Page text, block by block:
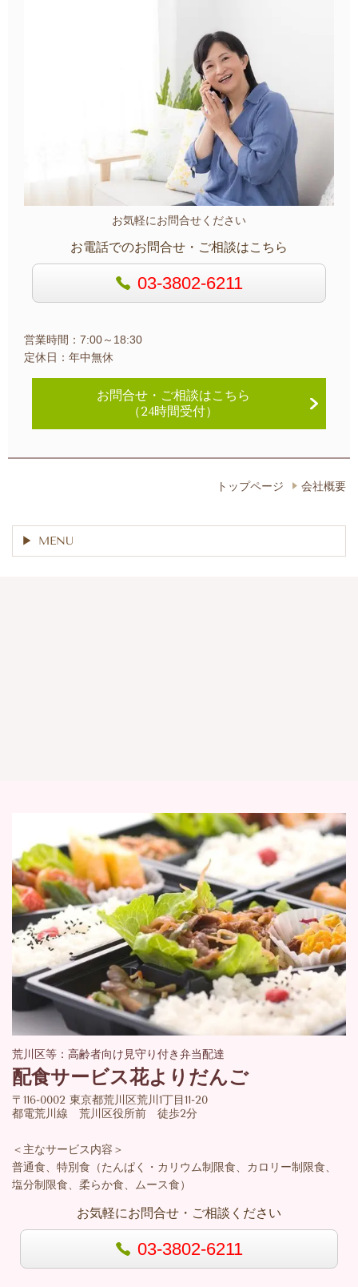
お気軽にお問合せください
お電話でのお問合せ・ご相談はこちら
03-3802-6211
営業時間：7:00～18:30
定休日：年中無休
お問合せ・ ご相談はこちら
（24時間受付）
トップページ 会社概要
MENU
荒川区等：高齢者向け見守り付き弁当配達
配食サービス花よりだんご
〒116-0002 東京都荒川区荒川1丁目11-20
都電荒川線 荒川区役所前 徒歩2分
＜主なサービス内容＞
普通食、特別食（たんぱく・カリウム制限食、カロリー制限食、
塩分制限食、柔らか食、ムース食）
お気軽にお問合せ・ご相談ください
03-3802-6211